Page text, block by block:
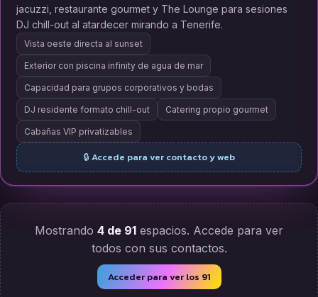
jacuzzi, restaurante gourmet y The Lounge para sesiones
DJ chill-out al atardecer mirando a Tenerife.
Vista oeste directa al sunset
Exterior con piscina infinity de agua de mar
Capacidad para grupos corporativos y bodas
DJ residente formato chill-out Catering propio gourmet
Cabañas VIP privatizables
🔒 Accede para ver contacto y web
Mostrando 4 de 91 espacios. Accede para ver
todos con sus contactos.
Acceder para ver los 91